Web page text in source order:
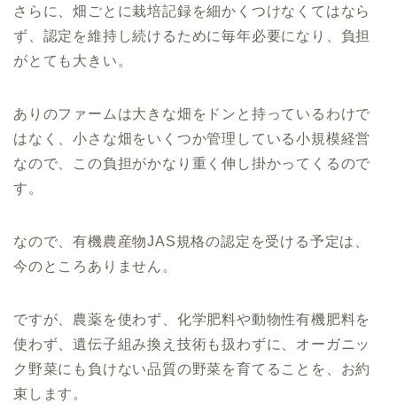
さらに、畑ごとに栽培記録を細かくつけなくてはなら
ず、認定を維持し続けるために毎年必要になり、負担
がとても大きい。
ありのファームは大きな畑をドンと持っているわけで
はなく、小さな畑をいくつか管理している小規模経営
なので、この負担がかなり重く伸し掛かってくるので
す。
なので、有機農産物JAS規格の認定を受ける予定は、
今のところありません。
ですが、農薬を使わず、化学肥料や動物性有機肥料を
使わず、遺伝子組み換え技術も扱わずに、オーガニッ
ク野菜にも負けない品質の野菜を育てることを、お約
束します。